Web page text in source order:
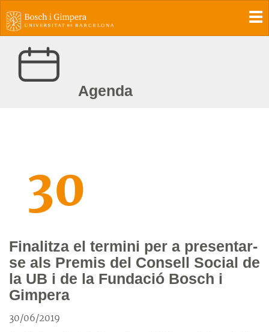
Agenda
30
Finalitza el termini per a presentar-
se als Premis del Consell Social de
la UB i de la Fundació Bosch i
Gimpera
30/06/2019